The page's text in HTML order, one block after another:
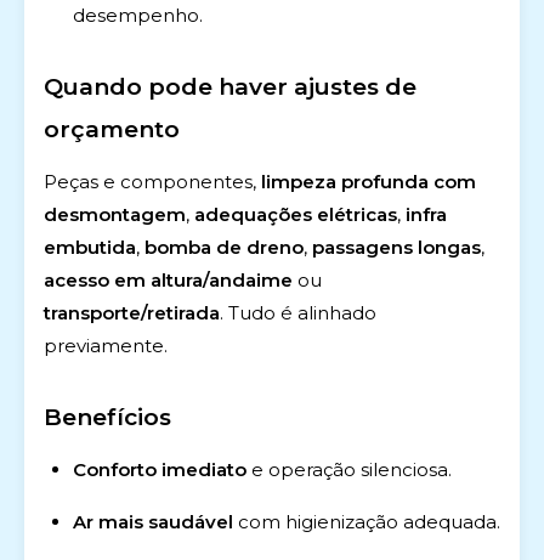
desempenho.
Quando pode haver ajustes de
orçamento
Peças e componentes, limpeza profunda com
desmontagem, adequações elétricas, infra
embutida, bomba de dreno, passagens longas,
acesso em altura/andaime ou
transporte/retirada. Tudo é alinhado
previamente.
Benefícios
Conforto imediato e operação silenciosa.
Ar mais saudável com higienização adequada.